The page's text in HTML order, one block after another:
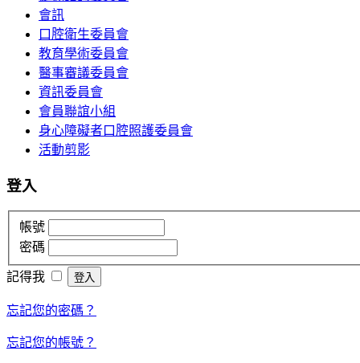
會訊
口腔衛生委員會
教育學術委員會
醫事審議委員會
資訊委員會
會員聯誼小組
身心障礙者口腔照護委員會
活動剪影
登入
帳號
密碼
記得我
忘記您的密碼？
忘記您的帳號？